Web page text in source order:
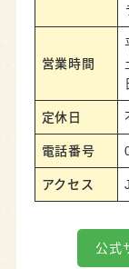
営業時間
定休日
電話番号
アクセス
公式